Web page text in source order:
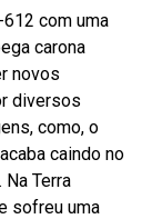
com uma
carona
novos
diversos
como, o
caindo no
Terra
sofreu uma